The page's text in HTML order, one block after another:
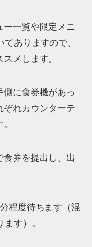
ー一覧や限定メニ
ありますので、
メします。
側に食券機があっ
ぞれカウンターテ
食券を提出し、出
程度待ちます（混
す）。